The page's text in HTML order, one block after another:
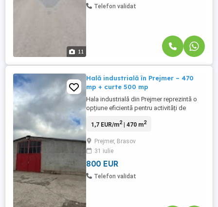
11
Telefon validat
Hală industrială în Prejmer – 470
mp + curte 500 mp
Hala industrială din Prejmer reprezintă o
opțiune eficientă pentru activități de
suprafață utilă de 470 mp repartizată
generos pentru fluxuri de lucru nerstricte
și organizare a echipamentelor. Accesul
facil este însoțit ...
1,7 EUR/m2| 470 m2
Prejmer, Brasov
31 iulie
800 EUR
Telefon validat